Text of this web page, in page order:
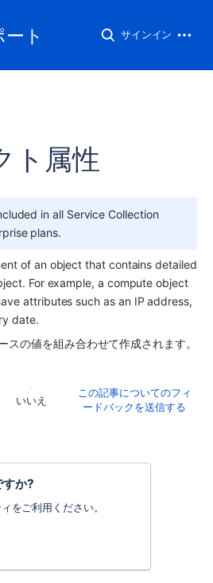
ト サインイン
ト属性
in all Service Collection
plans.
of an object that contains detailed
For example, a compute object
attributes such as an IP address,
date.
スの値を組み合わせて作成されます。
いいえ
この記事についてのフィ
ードバックを送信する
すか?
をご利用ください。